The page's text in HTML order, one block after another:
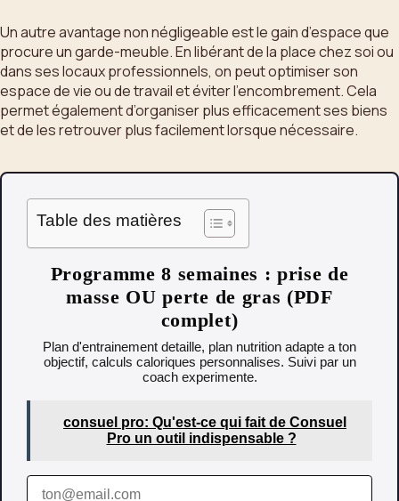
Un autre avantage non négligeable est le gain d’espace que
procure un garde-meuble. En libérant de la place chez soi ou
dans ses locaux professionnels, on peut optimiser son
espace de vie ou de travail et éviter l’encombrement. Cela
permet également d’organiser plus efficacement ses biens
et de les retrouver plus facilement lorsque nécessaire.
Table des matières
Programme 8 semaines : prise de
masse OU perte de gras (PDF
complet)
Plan d'entrainement detaille, plan nutrition adapte a ton
objectif, calculs caloriques personnalises. Suivi par un
coach experimente.
consuel pro: Qu'est-ce qui fait de Consuel
Pro un outil indispensable ?